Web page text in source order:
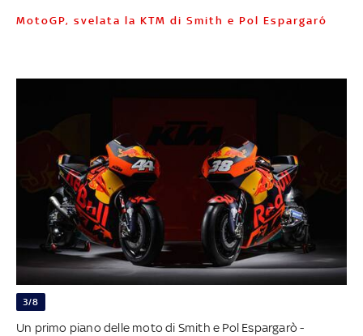
MotoGP, svelata la KTM di Smith e Pol Espargaró
3/8
Un primo piano delle moto di Smith e Pol Espargarò -